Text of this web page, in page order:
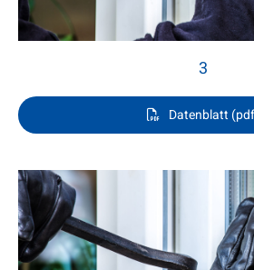
3
Datenblatt